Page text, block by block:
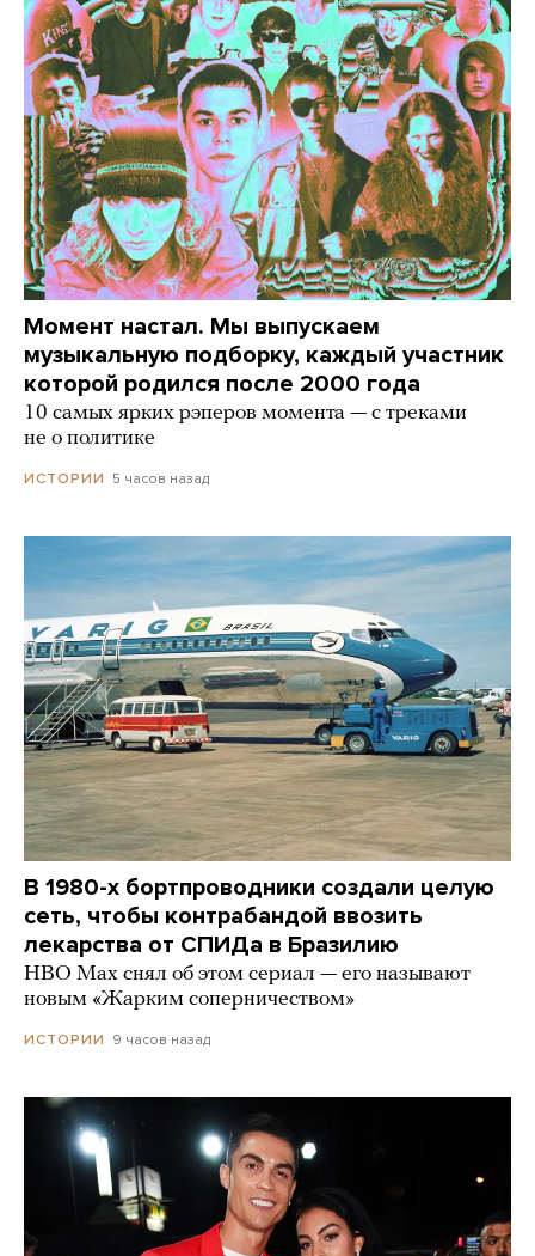
Момент настал. Мы выпускаем
музыкальную подборку, каждый участник
которой родился после 2000 года
10 самых ярких рэперов момента — с треками
не о политике
ИСТОРИИ 5 часов назад
В 1980-х бортпроводники создали целую
сеть, чтобы контрабандой ввозить
лекарства от СПИДа в Бразилию
HBO Max снял об этом сериал — его называют
новым «Жарким соперничеством»
ИСТОРИИ 9 часов назад